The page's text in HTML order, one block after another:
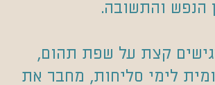
הנפש והתשובה.
קצת על שפת תהום,
לימי סליחות, מחבר את